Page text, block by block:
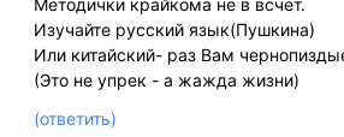
Изучайте русский язык(Пушкина)
Или китайский- раз Вам
(Это не упрек - а жажда жизни)
(ответить)